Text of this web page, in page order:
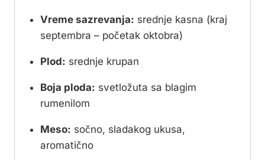
Vreme sazrevanja: srednje kasna (kraj
septembra – početak oktobra)
Plod: srednje krupan
Boja ploda: svetložuta sa blagim
rumenilom
Meso: sočno, sladakog ukusa,
aromatično